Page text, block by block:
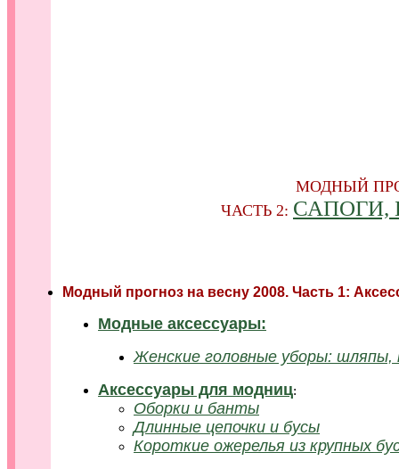
МОДНЫЙ
ЧАСТЬ 2: САПОГИ,
Модный прогноз на весну 2008. Часть 1:
Модные аксессуары:
Женские головные уборы: шляпы,
Аксессуары для модниц:
Оборки и банты
Длинные цепочки и бусы
Короткие ожерелья из крупных